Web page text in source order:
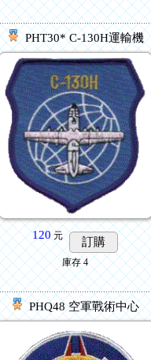
PHT30* C-130H運輸機
120元 訂購
庫存 4
PHQ48 空軍戰術中心